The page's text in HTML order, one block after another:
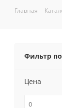
Главная -
Фильтр
Цена